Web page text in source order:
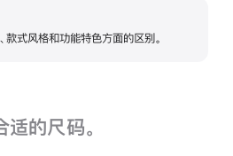
款式风格和功能特色方面的区别。
适的尺码。